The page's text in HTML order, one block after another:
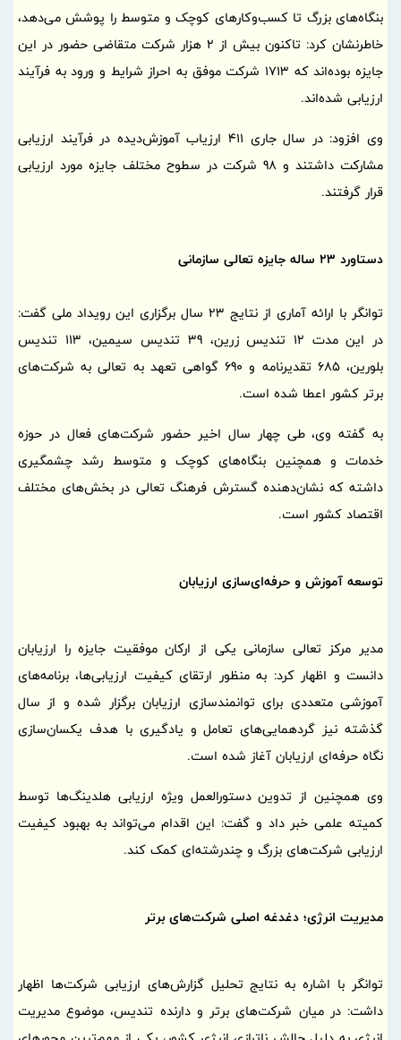
بنگاه‌های بزرگ تا کسب‌وکارهای کوچک و متوسط را پوشش می‌دهد،
خاطرنشان کرد: تاکنون بیش از 2 هزار شرکت متقاضی حضور در این
جایزه بوده‌اند که 1713 شرکت موفق به احراز شرایط و ورود به فرآیند
ارزیابی شده‌اند.
وی افزود: در سال جاری 411 ارزیاب آموزش‌دیده در فرآیند ارزیابی
مشارکت داشتند و 98 شرکت در سطوح مختلف جایزه مورد ارزیابی
قرار گرفتند.
دستاورد 23 ساله جایزه تعالی سازمانی
توانگر با ارائه آماری از نتایج 23 سال برگزاری این رویداد ملی گفت:
در این مدت 12 تندیس زرین، 39 تندیس سیمین، 113 تندیس
بلورین، 685 تقدیرنامه و 690 گواهی تعهد به تعالی به شرکت‌های
برتر کشور اعطا شده است.
به گفته وی، طی چهار سال اخیر حضور شرکت‌های فعال در حوزه
خدمات و همچنین بنگاه‌های کوچک و متوسط رشد چشمگیری
داشته که نشان‌دهنده گسترش فرهنگ تعالی در بخش‌های مختلف
اقتصاد کشور است.
توسعه آموزش و حرفه‌ای‌سازی ارزیابان
مدیر مرکز تعالی سازمانی یکی از ارکان موفقیت جایزه را ارزیابان
دانست و اظهار کرد: به منظور ارتقای کیفیت ارزیابی‌ها، برنامه‌های
آموزشی متعددی برای توانمندسازی ارزیابان برگزار شده و از سال
گذشته نیز گردهمایی‌های تعامل و یادگیری با هدف یکسان‌سازی
نگاه حرفه‌ای ارزیابان آغاز شده است.
وی همچنین از تدوین دستورالعمل ویژه ارزیابی هلدینگ‌ها توسط
کمیته علمی خبر داد و گفت: این اقدام می‌تواند به بهبود کیفیت
ارزیابی شرکت‌های بزرگ و چندرشته‌ای کمک کند.
مدیریت انرژی؛ دغدغه اصلی شرکت‌های برتر
توانگر با اشاره به نتایج تحلیل گزارش‌های ارزیابی شرکت‌ها اظهار
داشت: در میان شرکت‌های برتر و دارنده تندیس، موضوع مدیریت